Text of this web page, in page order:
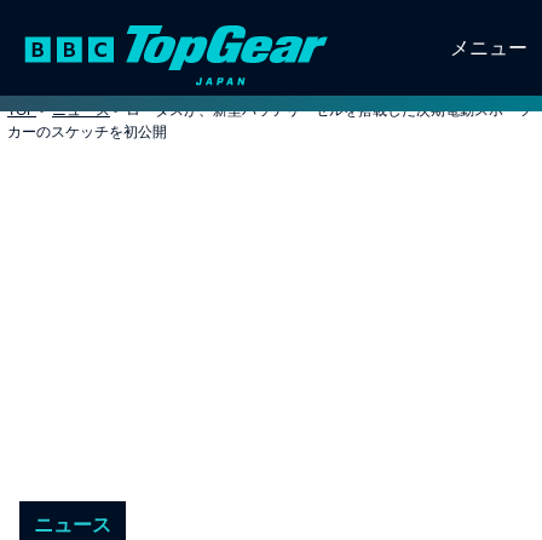
メニュー
TOP > ニュース > ロータスが、新型バッテリーセルを搭載した次期電動スポーツ
カーのスケッチを初公開
ニュース